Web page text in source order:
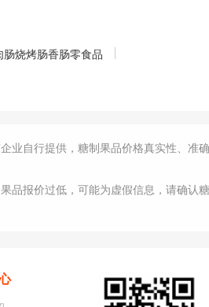
烧烤肠香肠零食品
业自行提供，糖制果品价格真实性、准确
品报价过低，可能为虚假信息，请确认